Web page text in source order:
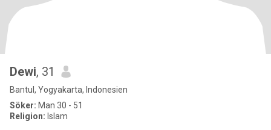
Dewi, 31
Bantul, Yogyakarta, Indonesien
Söker: Man 30 - 51
Religion: Islam